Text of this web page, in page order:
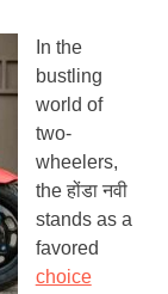
In the
bustling
world of
two-
wheelers,
the होंडा नवी
stands as a
favored
choice